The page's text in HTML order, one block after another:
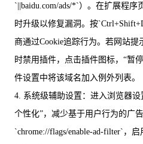
`||baidu.com/ads/*`）。在扩展程
时升级以修复漏洞。按
商通过Cookie追踪行为。若网站提
时禁用插件，点击插件图标，“暂
件设置中将该域名加入例外列表。
4. 系统级辅助设置：进入浏览器
个性化”，减少基于用户行为的广
`chrome://flags/enable-ad-filter`，